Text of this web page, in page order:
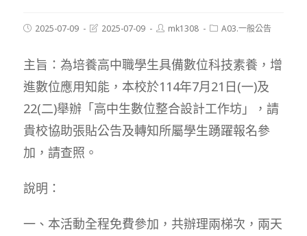
Post2025-07-09
Post2025-07-09
Postmk1308
PostA03.一般公告
主旨：為培養高中職學生具備數位科技素養，增
進數位應用知能，本校於114年7月21日(一)及
22(二)舉辦「高中生數位整合設計工作坊」，請
貴校協助張貼公告及轉知所屬學生踴躍報名參
加，請查照。
說明：
一、本活動全程免費參加，共辦理兩梯次，兩天